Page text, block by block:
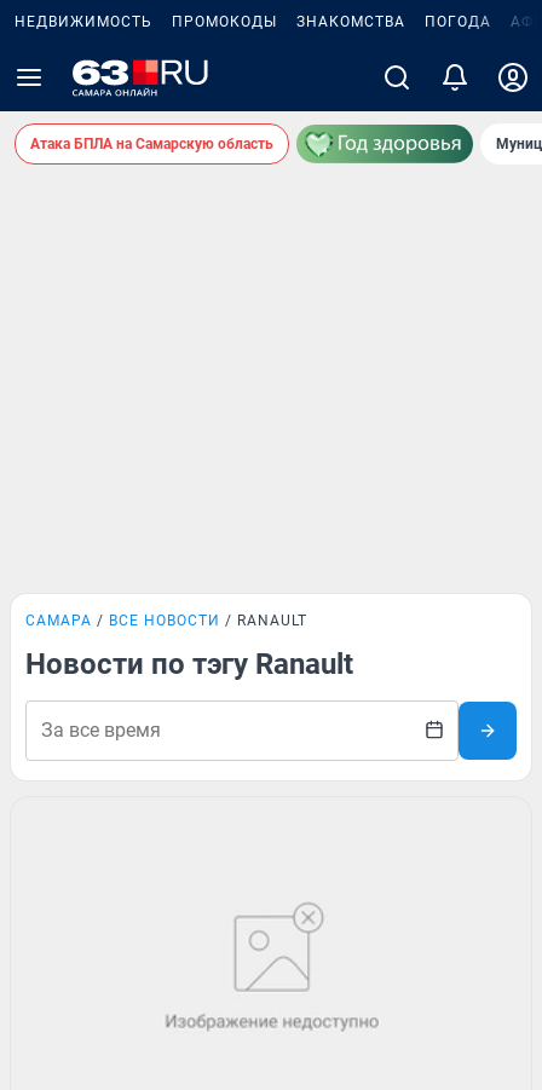
НЕДВИЖИМОСТЬ ПРОМОКОДЫ ЗНАКОМСТВА ПОГОДА
Атака БПЛА на Самарскую область
САМАРА ВСЕ НОВОСТИ RANAULT
Новости по тэгу Ranault